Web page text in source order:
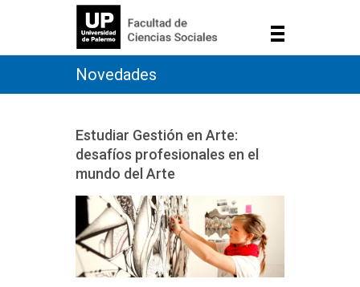
Novedades
Estudiar Gestión en Arte:
desafíos profesionales en el
mundo del Arte